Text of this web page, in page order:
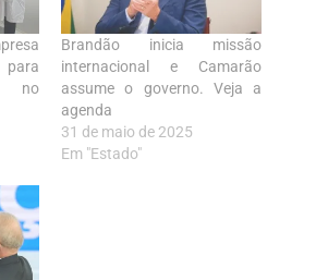
no
Brandão inicia missão
internacional e Camarão
assume o governo. Veja a
agenda
31 de maio de 2025
Em "Estado"